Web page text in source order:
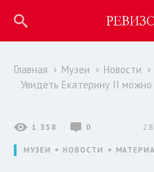
Главная Музеи
Новости
Увидеть Екатерину II
1 358 0
МУЗЕИ НОВОСТИ